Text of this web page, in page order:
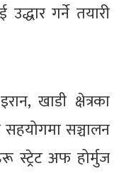
गर्ने तयारी
खाडी क्षेत्रका
सञ्चालन
स्ट्रेट अफ होर्मुज